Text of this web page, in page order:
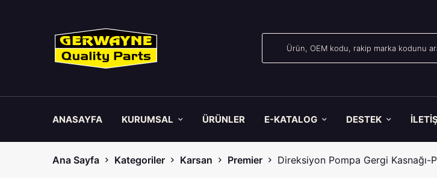
ANASAYFA KURUMSAL ÜRÜNLER E-KATALOG DESTEK
Ana Sayfa Kategoriler Karsan Premier Direksiyon Pompa Gergi Kasnağı-